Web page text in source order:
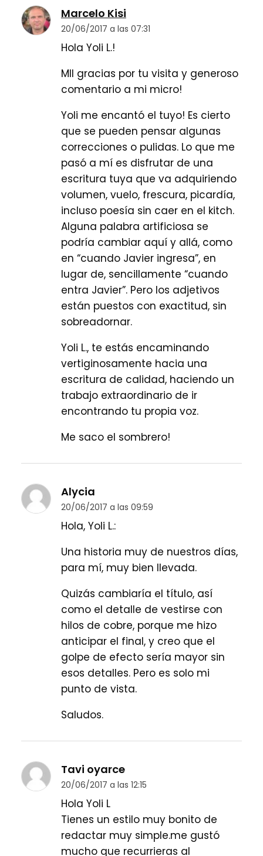
Marcelo Kisi
20/06/2017 a las 07:31
Hola Yoli L.!
MIl gracias por tu visita y generoso
comentario a mi micro!
Yoli me encantó el tuyo! Es cierto
que se pueden pensar algunas
correcciones o pulidas. Lo que me
pasó a mí es disfrutar de una
escritura tuya que va adquiriendo
volumen, vuelo, frescura, picardía,
incluso poesía sin caer en el kitch.
Alguna palabra artificiosa se
podría cambiar aquí y allá, como
en “cuando Javier ingresa”, en
lugar de, sencillamente “cuando
entra Javier”. Pero los adjetivos
están puestos con exactitud, sin
sobreadornar.
Yoli L., te estás encaminando
vertiginosamente hacia una
escritura de calidad, haciendo un
trabajo extraordinario de ir
encontrando tu propia voz.
Me saco el sombrero!
Alycia
20/06/2017 a las 09:59
Hola, Yoli L.:
Una historia muy de nuestros días,
para mí, muy bien llevada.
Quizás cambiaría el título, así
como el detalle de vestirse con
hilos de cobre, porque me hizo
anticipar el final, y creo que el
golpe de efecto sería mayor sin
esos detalles. Pero es solo mi
punto de vista.
Saludos.
Tavi oyarce
20/06/2017 a las 12:15
Hola Yoli L
Tienes un estilo muy bonito de
redactar muy simple.me gustó
mucho que recurrieras al